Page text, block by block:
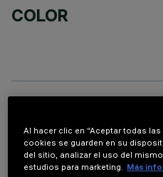
COLOR
ÚLTIMA ACTUALIZACIÓN: 06/08/
Al hacer clic en “Aceptar todas
cookies se guarden en su
del sitio, analizar el uso del
estudios para marketing. Más